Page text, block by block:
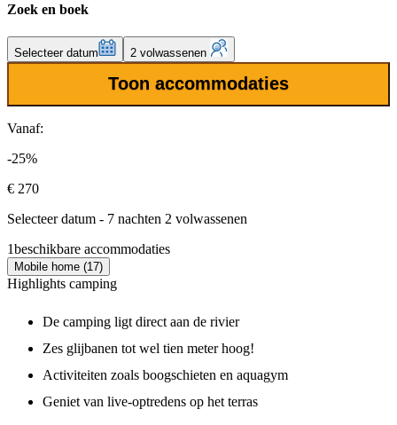
Zoek en boek
Selecteer datum 2 volwassenen
Toon accommodaties
Vanaf:
-25%
€ 270
Selecteer datum - 7 nachten 2 volwassenen
1beschikbare accommodaties
Mobile home (17)
Highlights camping
De camping ligt direct aan de rivier
Zes glijbanen tot wel tien meter hoog!
Activiteiten zoals boogschieten en aquagym
Geniet van live-optredens op het terras